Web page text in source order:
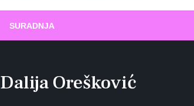
SURADNJA
Dalija Orešković